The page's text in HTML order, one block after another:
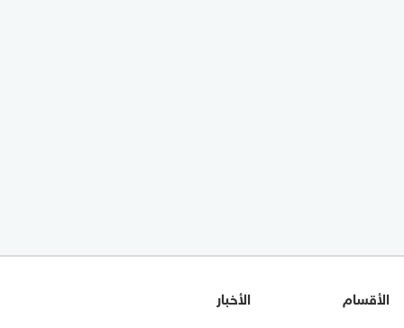
الأقسام
الأخبار